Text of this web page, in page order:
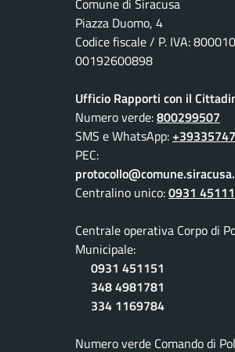
Comune di Siracusa
Piazza Duomo, 4
Codice fiscale / P. IVA:
00192600898
Ufficio Rapporti con il
Numero verde:800299507
SMS e WhatsApp:
PEC:
Centralino unico:0931
Centrale operativa Corpo di
Municipale:
0931 451151
348 4981781
334 1169784
Numero verde Comando di